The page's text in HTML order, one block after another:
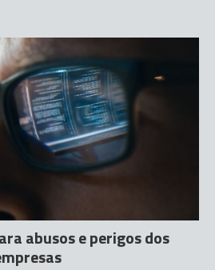
abusos e perigos dos